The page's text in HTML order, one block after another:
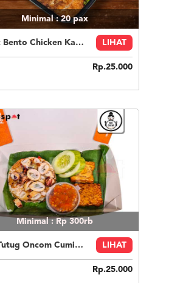
Minimal : 20pax
Paket Bento Chicken Katsu LIHAT
Rp.25.000
Minimal : Rp 300rb
Nasi Tutug Oncom Cumi Asin Tahu Tempe LIHAT
Rp.25.000